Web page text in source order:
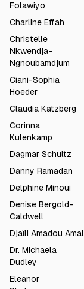
Folawiyo
Charline Effah
Christelle
Nkwendja-
Ngnoubamdjum
Ciani-Sophia
Hoeder
Claudia Katzberg
Corinna
Kulenkamp
Dagmar Schultz
Danny Ramadan
Delphine Minoui
Denise Bergold-
Caldwell
Djaïli Amadou Amal
Dr. Michaela
Dudley
Eleanor